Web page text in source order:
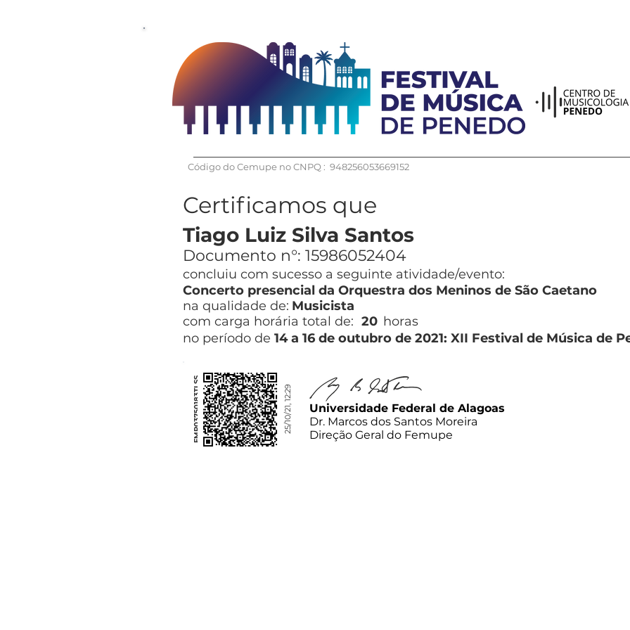
Código do Cemupe no CNPQ : 948256053669152
Certificamos que
Tiago Luiz Silva Santos
Documento n°: 15986052404
concluiu com sucesso a seguinte atividade/evento:
Concerto presencial da Orquestra dos Meninos de São Caetano
na qualidade de: Musicista
com carga horária total de: 20 horas
no período de 14 a 16 de outubro de 2021: XII Festival de Música de
FMP03750183TLSS 25/10/21, 12:29
Universidade Federal de Alagoas
Dr. Marcos dos Santos Moreira
Direção Geral do Femupe